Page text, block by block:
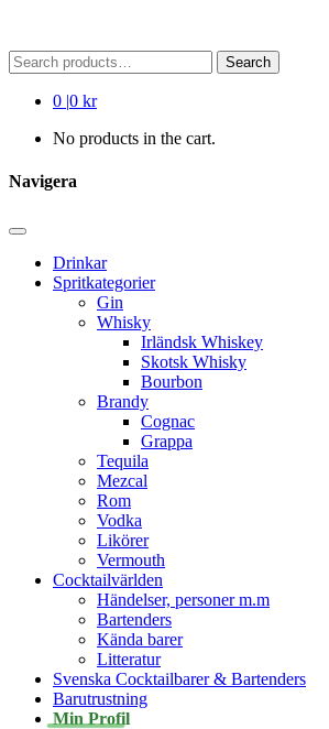
Search
for:
Search
0 |0 kr
No products in the cart.
Navigera
Drinkar
Spritkategorier
Gin
Whisky
Irländsk Whiskey
Skotsk Whisky
Bourbon
Brandy
Cognac
Grappa
Tequila
Mezcal
Rom
Vodka
Likörer
Vermouth
Cocktailvärlden
Händelser, personer m.m
Bartenders
Kända barer
Litteratur
Svenska Cocktailbarer & Bartenders
Barutrustning
Min Profil